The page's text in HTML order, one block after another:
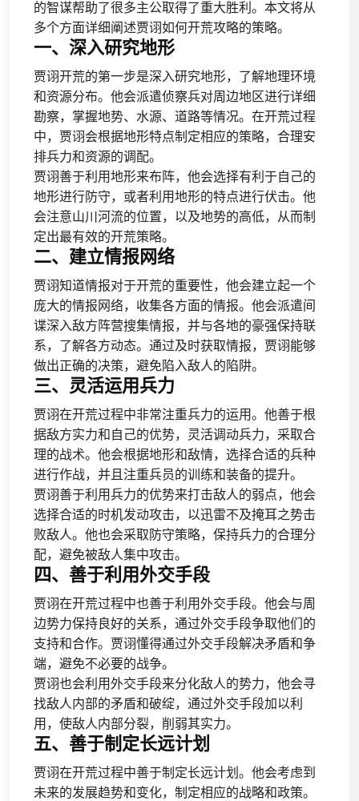
的智谋帮助了很多主公取得了重大胜利。本文将从
多个方面详细阐述贾诩如何开荒攻略的策略。
一、深入研究地形
贾诩开荒的第一步是深入研究地形，了解地理环境
和资源分布。他会派遣侦察兵对周边地区进行详细
勘察，掌握地势、水源、道路等情况。在开荒过程
中，贾诩会根据地形特点制定相应的策略，合理安
排兵力和资源的调配。
贾诩善于利用地形来布阵，他会选择有利于自己的
地形进行防守，或者利用地形的特点进行伏击。他
会注意山川河流的位置，以及地势的高低，从而制
定出最有效的开荒策略。
二、建立情报网络
贾诩知道情报对于开荒的重要性，他会建立起一个
庞大的情报网络，收集各方面的情报。他会派遣间
谍深入敌方阵营搜集情报，并与各地的豪强保持联
系，了解各方动态。通过及时获取情报，贾诩能够
做出正确的决策，避免陷入敌人的陷阱。
三、灵活运用兵力
贾诩在开荒过程中非常注重兵力的运用。他善于根
据敌方实力和自己的优势，灵活调动兵力，采取合
理的战术。他会根据地形和敌情，选择合适的兵种
进行作战，并且注重兵员的训练和装备的提升。
贾诩善于利用兵力的优势来打击敌人的弱点，他会
选择合适的时机发动攻击，以迅雷不及掩耳之势击
败敌人。他也会采取防守策略，保持兵力的合理分
配，避免被敌人集中攻击。
四、善于利用外交手段
贾诩在开荒过程中也善于利用外交手段。他会与周
边势力保持良好的关系，通过外交手段争取他们的
支持和合作。贾诩懂得通过外交手段解决矛盾和争
端，避免不必要的战争。
贾诩也会利用外交手段来分化敌人的势力，他会寻
找敌人内部的矛盾和破绽，通过外交手段加以利
用，使敌人内部分裂，削弱其实力。
五、善于制定长远计划
贾诩在开荒过程中善于制定长远计划。他会考虑到
未来的发展趋势和变化，制定相应的战略和政策。